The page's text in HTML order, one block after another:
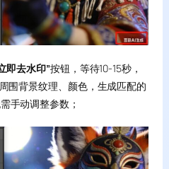
即去水印”按钮，等待10-15秒，
围背景纹理、颜色，生成匹配的
手动调整参数；